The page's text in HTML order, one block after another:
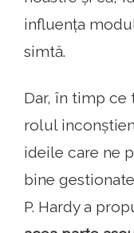
influența
simtă.
Dar, în timp ce
rolul
ideile care ne
bine
P. Hardy a